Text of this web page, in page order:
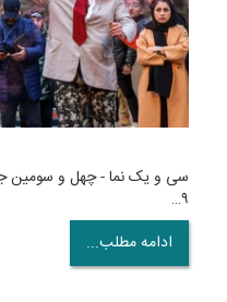
سی و یک نما - چهل و سومین
۹…
ادامه مطلب...